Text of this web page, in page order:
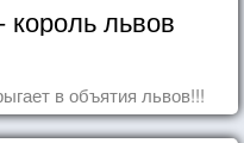
король львов
в объятия львов!!!